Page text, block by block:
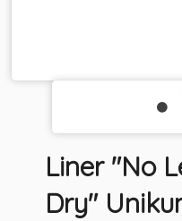
Liner "No
Dry"